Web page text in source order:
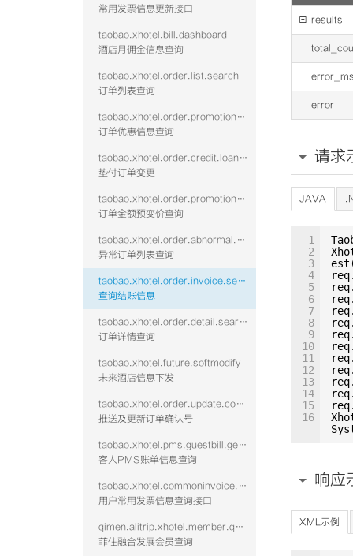
常用发票信息更新接口
taobao.xhotel.bill.dashboard
酒店月佣金信息查询
taobao.xhotel.order.list.search
订单列表查询
taobao.xhotel.order.promotion.query
订单优惠信息查询
taobao.xhotel.order.credit.loan.update
垫付订单变更
taobao.xhotel.order.promotion.prechange
订单金额预变价查询
taobao.xhotel.order.abnormal.search
异常订单列表查询
taobao.xhotel.order.invoice.settle.search
查询结账信息
taobao.xhotel.order.detail.search
订单详情查询
taobao.xhotel.future.softmodify
未来酒店信息下发
taobao.xhotel.order.update.confirmcode
推送及更新订单确认号
taobao.xhotel.pms.guestbill.get.vtwo
客人PMS账单信息查询
taobao.xhotel.commoninvoice.list.vtwo
用户常用发票信息查询接口
qimen.alitrip.xhotel.member.query
菲住融合发展会员查询
 results
error
请求
JAVA
1
2
3
4
5
6
7
8
9
10
11
12
13
14
15
16
响应
XML示例